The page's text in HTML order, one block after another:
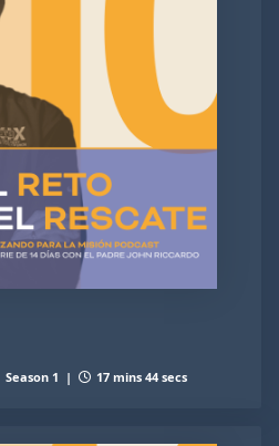
Season 1 | 17 mins 44 secs